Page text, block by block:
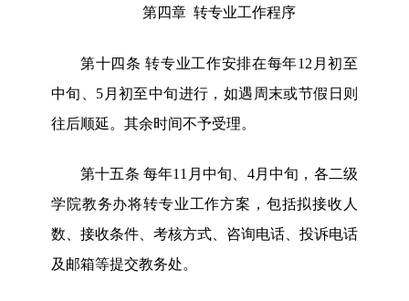
第四章 转专业工作程序
第十四条 转专业工作安排在每年12月初至
中旬
5月初至中旬进行， 如遇周末或节假日则
往后顺延。 其余时间不予受理。
第十五条 每年11月 中旬、 4月 中旬 ， 各二级
学院教务办将转专业工作方案，包括拟接收人
数、接收条件、考核方式、咨询电话、投诉电话
及邮箱等提交教务处。